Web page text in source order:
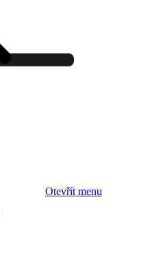
Otevřít menu